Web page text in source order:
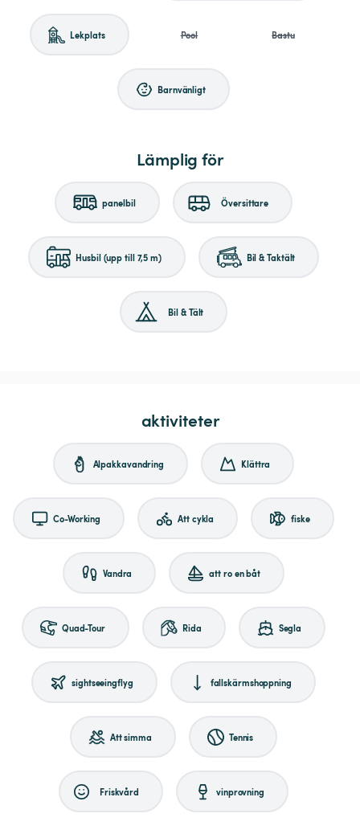
Lekplats Pool Bastu
Barnvänligt
Lämplig för
panelbil Översittare
Husbil (upp till 7,5 m) Bil & Taktält
Bil & Tält
aktiviteter
Alpakkavandring Klättra
Co-Working Att cykla fiske
Vandra att ro en båt
Quad-Tour Rida Segla
sightseeingflyg fallskärmshoppning
Att simma Tennis
Friskvård vinprovning